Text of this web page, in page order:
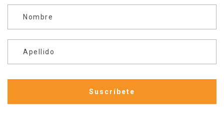
Nombre
Apellido